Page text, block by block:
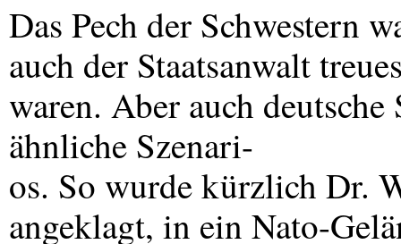
Das Pech der Schwestern
auch der Staatsanwalt
waren. Aber auch
ähnliche Szenari-
os. So wurde kürzlich Dr.
angeklagt, in ein Nato-